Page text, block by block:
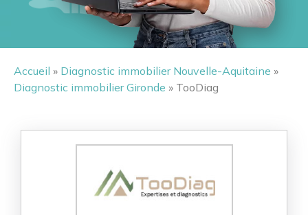
Accueil » Diagnostic immobilier Nouvelle-Aquitaine »
Diagnostic immobilier Gironde » TooDiag